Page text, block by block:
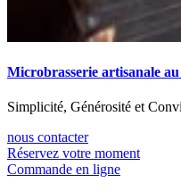
Microbrasserie artisanale
Simplicité, Générosité et
nous contacter
Réservez votre moment
Commande en ligne